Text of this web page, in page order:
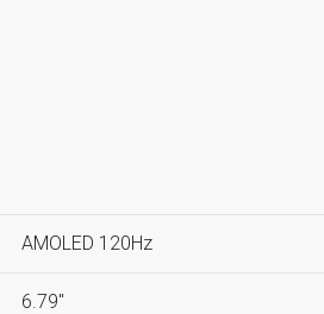
AMOLED 120Hz
6.79"